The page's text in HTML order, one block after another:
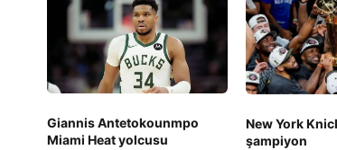
Giannis Antetokounmpo
Miami Heat yolcusu
New York
şampiyon